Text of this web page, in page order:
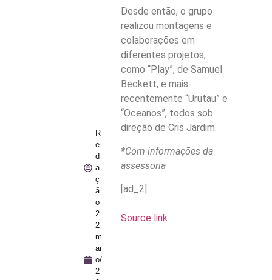
R
e
d
a
ç
ã
o
2
2
m
ai
o/
2
Desde então, o grupo
realizou montagens e
colaborações em
diferentes projetos,
como “Play”, de Samuel
Beckett, e mais
recentemente “Urutau” e
“Oceanos”, todos sob
direção de Cris Jardim.
*Com informações da
assessoria
[ad_2]
Source link